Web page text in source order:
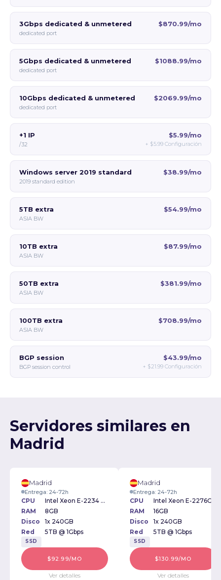
3Gbps dedicated & unmetered
dedicated port
$870.99/mo
5Gbps dedicated & unmetered
dedicated port
$1088.99/mo
10Gbps dedicated & unmetered
dedicated port
$2069.99/mo
+1 IP
/32
$5.99/mo
+ $5.99 Configuración
Windows server 2019 standard
2019 standard edition
$38.99/mo
5TB extra
ASIA BW
$54.99/mo
10TB extra
ASIA BW
$87.99/mo
50TB extra
ASIA BW
$381.99/mo
100TB extra
ASIA BW
$708.99/mo
BGP session
BGP session control
$43.99/mo
+ $21.99 Configuración
Servidores similares en
Madrid
Madrid
Entrega: 24-72h
CPU
Intel Xeon E-2234 3.6GHz
RAM
8GB
Disco
1x 240GB
Red
5TB @ 1Gbps
SSD
$92.99/MO
Ver detalles
Madrid
Entrega: 24-72h
CPU
RAM
16GB
Disco
1x 240GB
Red
5TB @ 1Gbps
SSD
$130.99/MO
Ver detalles